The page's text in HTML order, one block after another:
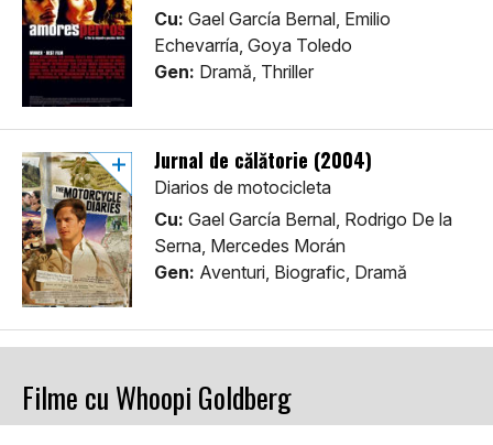
Cu: Gael García Bernal, Emilio
Echevarría, Goya Toledo
Gen: Dramă, Thriller
Jurnal de călătorie (2004)
Diarios de motocicleta
Cu: Gael García Bernal, Rodrigo De la
Serna, Mercedes Morán
Gen: Aventuri, Biografic, Dramă
Filme cu Whoopi Goldberg